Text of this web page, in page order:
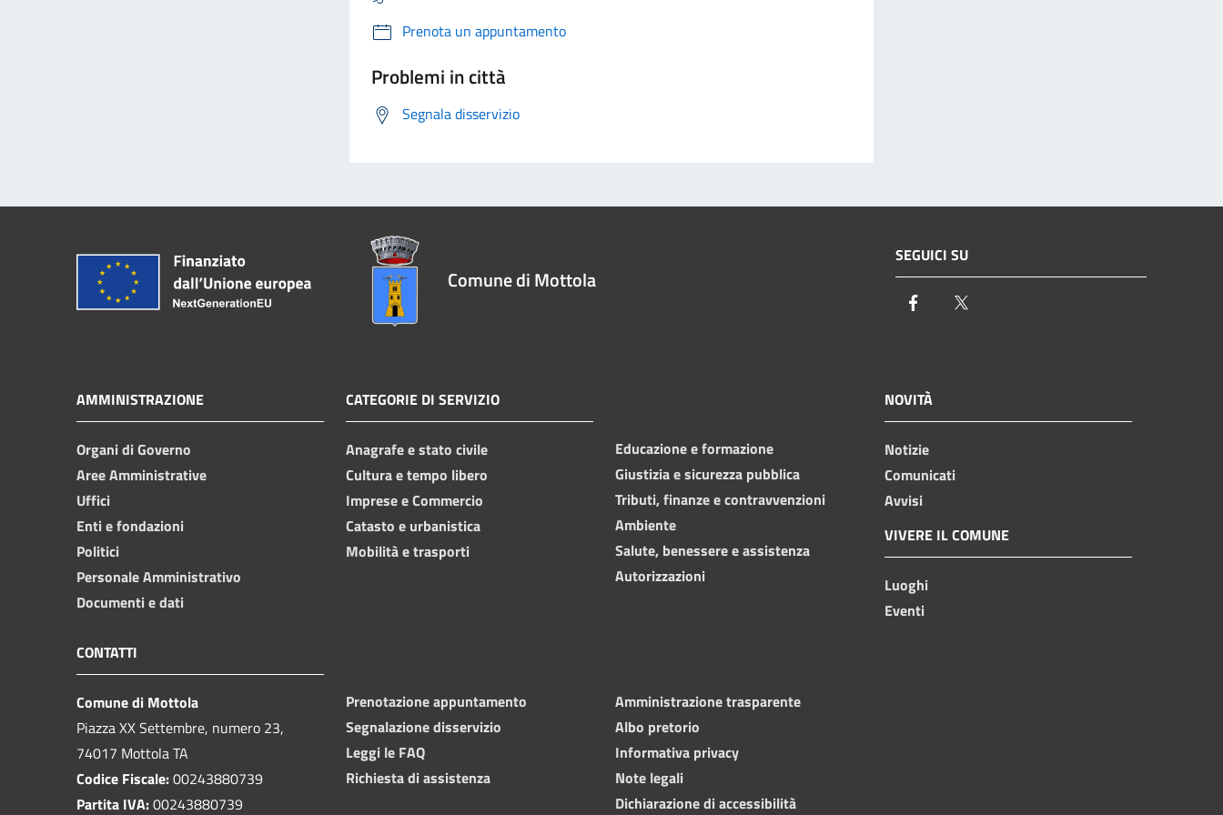
Prenota un appuntamento
Problemi in città
Segnala disservizio
Comune di Mottola
SEGUICI SU
Facebook
AMMINISTRAZIONE
Organi di Governo
Aree Amministrative
Uffici
Enti e fondazioni
Politici
Personale Amministrativo
Documenti e dati
CATEGORIE DI SERVIZIO
Anagrafe e stato civile
Cultura e tempo libero
Imprese e Commercio
Catasto e urbanistica
Mobilità e trasporti
Educazione e formazione
Giustizia e sicurezza pubblica
Tributi, finanze e contravvenzioni
Ambiente
Salute, benessere e assistenza
Autorizzazioni
NOVITÀ
Notizie
Comunicati
Avvisi
VIVERE IL COMUNE
Luoghi
Eventi
CONTATTI
Comune di Mottola
Piazza XX Settembre, numero 23,
74017 Mottola TA
Codice Fiscale:00243880739
Partita IVA:00243880739
Prenotazione appuntamento
Segnalazione disservizio
Leggi le FAQ
Richiesta di assistenza
Amministrazione trasparente
Albo pretorio
Informativa privacy
Note legali
Dichiarazione di accessibilità